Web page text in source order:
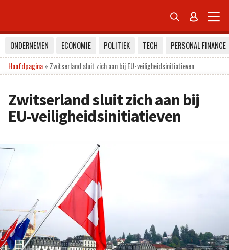
 
ONDERNEMEN ECONOMIE POLITIEK TECH
PERSONAL FINANCE
Hoofdpagina» Zwitserland sluit zich aan bij EU-veiligheidsinitiatieven
Zwitserland sluit zich aan bij
EU-veiligheidsinitiatieven